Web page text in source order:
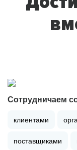
Сотрудничаем
клиентами
поставщиками